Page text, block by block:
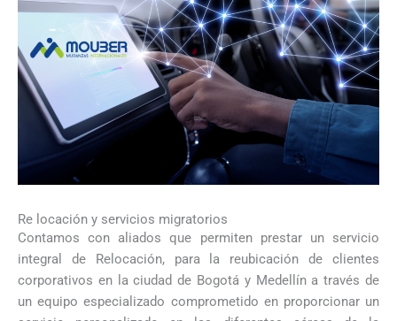
Re locación y servicios migratorios
Contamos con aliados que permiten prestar un servicio
integral de Relocación, para la reubicación de clientes
corporativos en la ciudad de Bogotá y Medellín a través de
un equipo especializado comprometido en proporcionar un